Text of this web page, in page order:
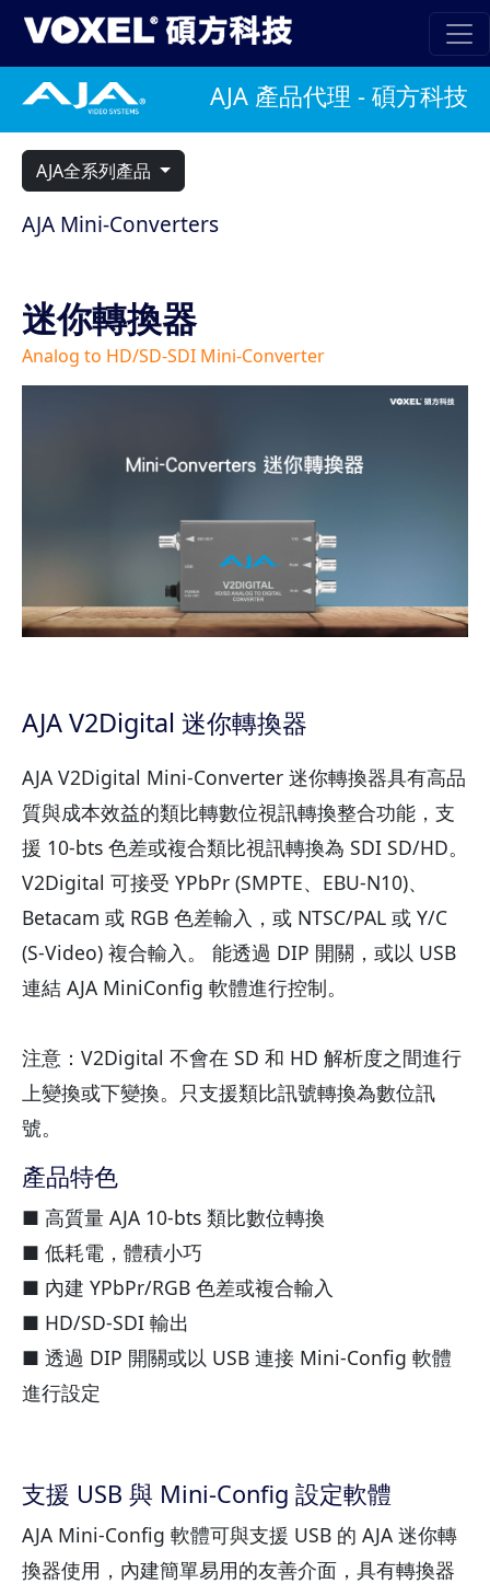
AJA 產品代理 - 碩方科技
AJA全系列產品
AJA Mini-Converters
迷你轉換器
Analog to HD/SD-SDI Mini-Converter
AJA V2Digital 迷你轉換器
AJA V2Digital Mini-Converter 迷你轉換器具有高品
質與成本效益的類比轉數位視訊轉換整合功能，支
援 10-bts 色差或複合類比視訊轉換為 SDI SD/HD。
V2Digital 可接受 YPbPr (SMPTE、EBU-N10)、
Betacam 或 RGB 色差輸入，或 NTSC/PAL 或 Y/C
(S-Video) 複合輸入。 能透過 DIP 開關，或以 USB
連結 AJA MiniConfig 軟體進行控制。
注意：V2Digital 不會在 SD 和 HD 解析度之間進行
上變換或下變換。只支援類比訊號轉換為數位訊
號。
產品特色
■ 高質量 AJA 10-bts 類比數位轉換
■ 低耗電，體積小巧
■ 內建 YPbPr/RGB 色差或複合輸入
■ HD/SD-SDI 輸出
■ 透過 DIP 開關或以 USB 連接 Mini-Config 軟體
進行設定
支援 USB 與 Mini-Config 設定軟體
AJA Mini-Config 軟體可與支援 USB 的 AJA 迷你轉
換器使用，內建簡單易用的友善介面，具有轉換器